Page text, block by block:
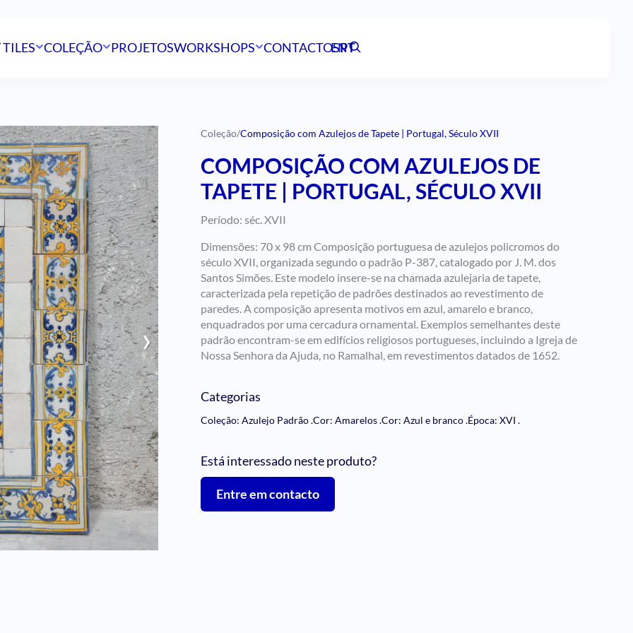
COLEÇÃO PROJETOSWORKSHOPS CONTACTOSPT
EN
›
Coleção/Composição com Azulejos de Tapete | Portugal, Século XVII
COMPOSIÇÃO COM AZULEJOS DE
TAPETE | PORTUGAL, SÉCULO XVII
Período: séc. XVII
Dimensões: 70 x 98 cm Composição portuguesa de azulejos policromos do
século XVII, organizada segundo o padrão P-387, catalogado por J. M. dos
Santos Simões. Este modelo insere-se na chamada azulejaria de tapete,
caracterizada pela repetição de padrões destinados ao revestimento de
paredes. A composição apresenta motivos em azul, amarelo e branco,
enquadrados por uma cercadura ornamental. Exemplos semelhantes deste
padrão encontram-se em edifícios religiosos portugueses, incluindo a Igreja de
Nossa Senhora da Ajuda, no Ramalhal, em revestimentos datados de 1652.
Categorias
Coleção: Azulejo Padrão.Cor: Amarelos.Cor: Azul e branco.Época: XVI.
Está interessado neste produto?
Entre em contacto